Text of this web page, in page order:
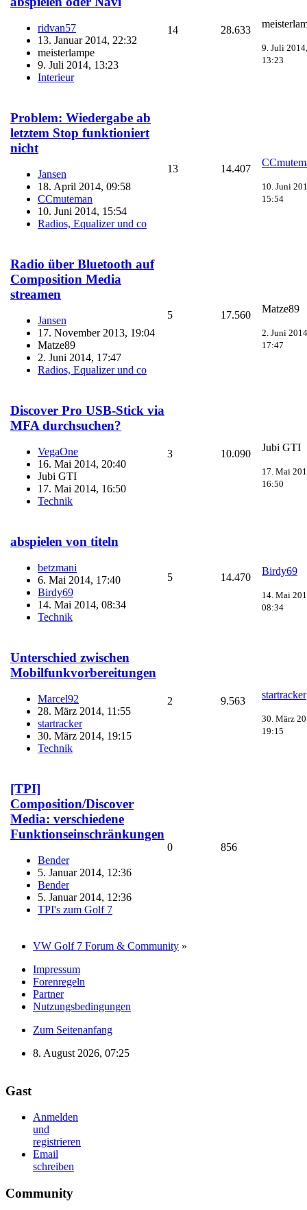
ridvan57
13. Januar 2014, 22:32
meisterlampe
9. Juli 2014, 13:23
Interieur
14 28.633
9. Juli 2014,
13:23
Problem: Wiedergabe ab
letztem Stop funktioniert
nicht
Jansen
18. April 2014, 09:58
CCmuteman
10. Juni 2014, 15:54
Radios, Equalizer und co
13 14.407
10. Juni
15:54
Radio über Bluetooth auf
Composition Media
streamen
Jansen
17. November 2013, 19:04
Matze89
2. Juni 2014, 17:47
Radios, Equalizer und co
5 17.560
Matze89
2. Juni
17:47
Discover Pro USB-Stick via
MFA durchsuchen?
VegaOne
16. Mai 2014, 20:40
Jubi GTI
17. Mai 2014, 16:50
Technik
3 10.090
Jubi GTI
17. Mai
16:50
abspielen von titeln
betzmani
6. Mai 2014, 17:40
Birdy69
14. Mai 2014, 08:34
Technik
5 14.470
Birdy69
14. Mai
08:34
Unterschied zwischen
Mobilfunkvorbereitungen
Marcel92
28. März 2014, 11:55
startracker
30. März 2014, 19:15
Technik
2 9.563
startracker
30. März
19:15
[TPI]
Composition/Discover
Media: verschiedene
Funktionseinschränkungen
Bender
5. Januar 2014, 12:36
Bender
5. Januar 2014, 12:36
TPI's zum Golf 7
0 856
VW Golf 7 Forum & Community »
Impressum
Forenregeln
Partner
Nutzungsbedingungen
Zum Seitenanfang
8. August 2026, 07:25
Gast
Anmelden
und
registrieren
Email
schreiben
Community